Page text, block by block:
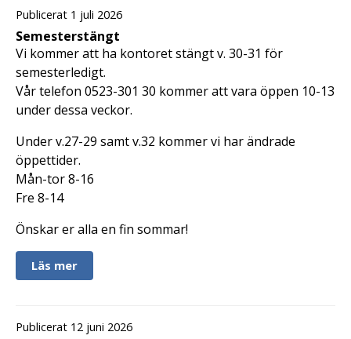
Publicerat 1 juli 2026
Semesterstängt
Vi kommer att ha kontoret stängt v. 30-31 för
semesterledigt.
Vår telefon 0523-301 30 kommer att vara öppen 10-13
under dessa veckor.
Under v.27-29 samt v.32 kommer vi har ändrade
öppettider.
Mån-tor 8-16
Fre 8-14
Önskar er alla en fin sommar!
Läs mer
Publicerat 12 juni 2026